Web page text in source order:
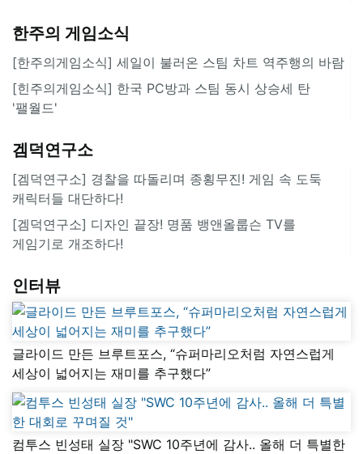
한주의 게임소식
[한주의게임소식] 세일이 불러온 스팀 차트 역주행의 바람
[힌주의게임소식] 한국 PC방과 스팀 동시 상승세 탄
'팰월드'
겜덕연구소
[겜덕연구소] 경찰을 따돌리며 종횡무진! 게임 속 도둑
캐릭터들 대단하다!
[겜덕연구소] 디자인 끝장! 명품 뱅앤올룹슨 TV를
게임기로 개조하다!
인터뷰
글라이드 만든 브루트포스, “슈퍼마리오처럼 자연스럽게
세상이 넓어지는 재미를 추구했다”
컴투스 빈성태 실장 "SWC 10주년에 감사.. 올해 더 특별한